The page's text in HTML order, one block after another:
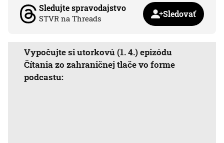
Sledujte spravodajstvo
STVR na Threads Sledovať
Vypočujte si utorkovú (1. 4.) epizódu
Čítania zo zahraničnej tlače vo forme
podcastu: